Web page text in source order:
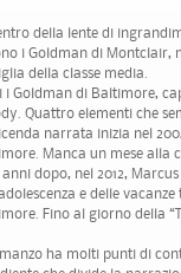
della lente di
i Goldman di Montclair,
della classe media.
i Goldman di Baltimore,
Quattro elementi che
narrata inizia nel
Manca un mese alla
dopo, nel 2012,
e delle
Fino al giorno della
ha molti punti di